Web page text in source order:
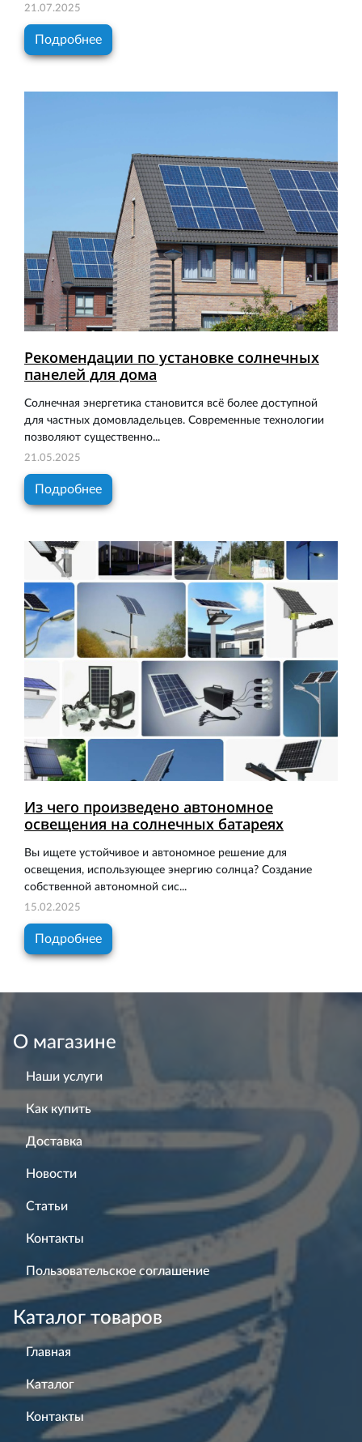
21.07.2025
Подробнее
Рекомендации по установке солнечных
панелей для дома
Солнечная энергетика становится всё более доступной
для частных домовладельцев. Современные технологии
позволяют существенно...
21.05.2025
Подробнее
Из чего произведено автономное
освещения на солнечных батареях
Вы ищете устойчивое и автономное решение для
освещения, использующее энергию солнца? Создание
собственной автономной сис...
15.02.2025
Подробнее
О магазине
Наши услуги
Как купить
Доставка
Новости
Статьи
Контакты
Пользовательское соглашение
Каталог товаров
Главная
Каталог
Контакты